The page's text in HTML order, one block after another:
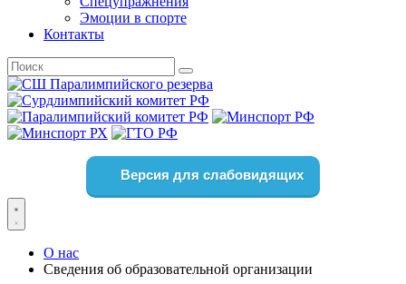
Эмоции в спорте
Контакты
Версия для слабовидящих
О нас
Сведения об образовательной организации